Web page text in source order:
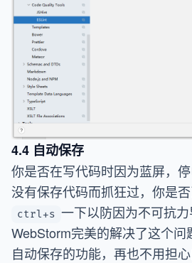
4.4 自动保存
你是否在写代码时因为蓝屏，
没有保存代码而抓狂过，你是
ctrl+s 一下以防因为不可抗
WebStorm完美的解决了这个问
自动保存的功能，再也不用担